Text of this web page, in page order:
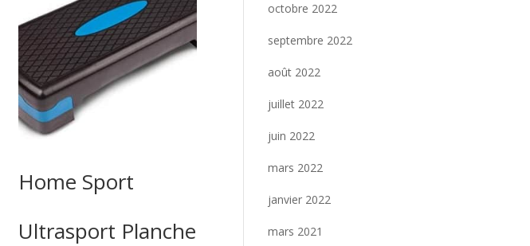
Home Sport
Ultrasport Planche
octobre 2022
septembre 2022
août 2022
juillet 2022
juin 2022
mars 2022
janvier 2022
mars 2021